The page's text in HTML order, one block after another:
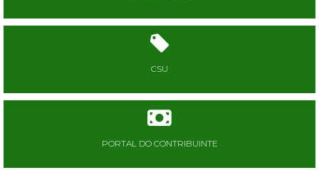
CSU
PORTAL DO CONTRIBUINTE